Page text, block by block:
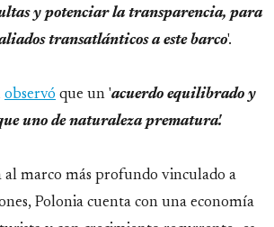
y potenciar la transparencia, para
transatlánticos a este barco'.
observó que un 'acuerdo equilibrado y
uno de naturaleza prematura'.
al marco más profundo vinculado a
Polonia cuenta con una economía